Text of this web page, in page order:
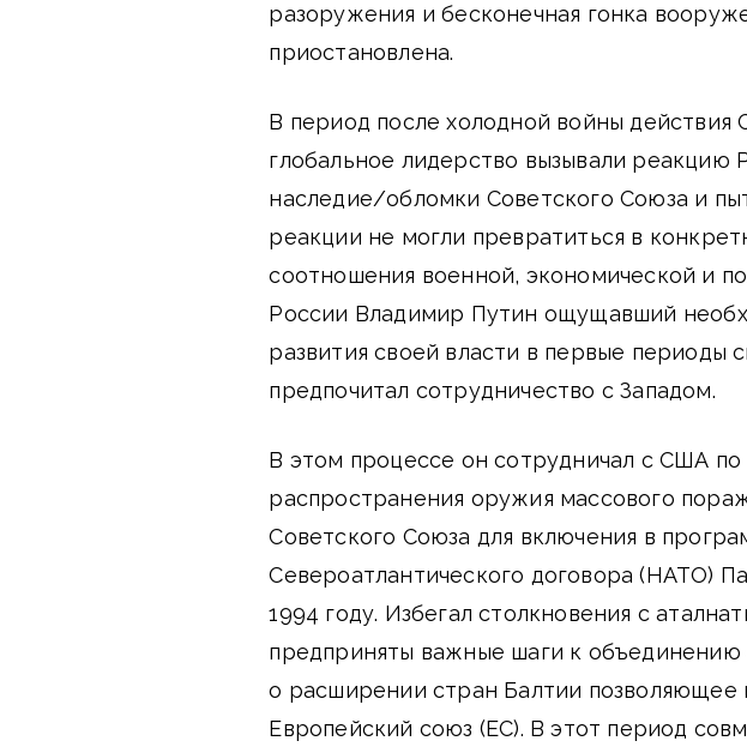
разоружения и бесконечная гонка
приостановлена.
В период после холодной войны действия
глобальное лидерство вызывали реакцию
наследие/обломки Советского Союза и
реакции не могли превратиться в
соотношения военной, экономической и
России Владимир Путин ощущавший
развития своей власти в первые периоды
предпочитал сотрудничество с Западом.
В этом процессе он сотрудничал с США
распространения оружия массового
Советского Союза для включения в
Североатлантического договора (НАТО)
1994 году. Избегал столкновения с
предприняты важные шаги к
о расширении стран Балтии
Европейский союз (ЕС). В этот период